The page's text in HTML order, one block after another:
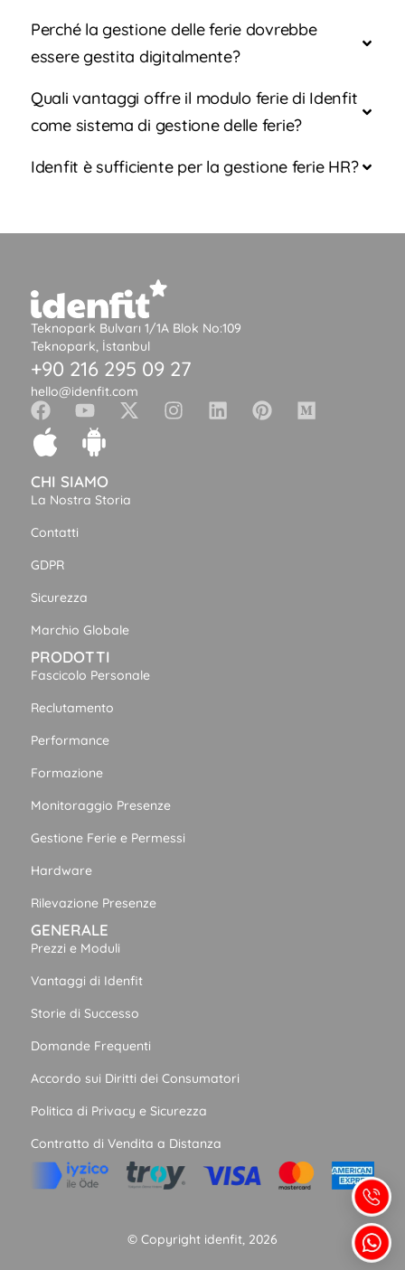
Perché la gestione delle ferie dovrebbe
essere gestita digitalmente?
Quali vantaggi offre il modulo ferie di Idenfit
come sistema di gestione delle ferie?
Idenfit è sufficiente per la gestione ferie HR?
Teknopark Bulvarı 1/1A Blok No:109
Teknopark, İstanbul
+90 216 295 09 27
hello@idenfit.com
CHI SIAMO
La Nostra Storia
Contatti
GDPR
Sicurezza
Marchio Globale
PRODOTTI
Fascicolo Personale
Reclutamento
Performance
Formazione
Monitoraggio Presenze
Gestione Ferie e Permessi
Hardware
Rilevazione Presenze
GENERALE
Prezzi e Moduli
Vantaggi di Idenfit
Storie di Successo
Domande Frequenti
Accordo sui Diritti dei Consumatori
Politica di Privacy e Sicurezza
Contratto di Vendita a Distanza
© Copyright idenfit, 2026